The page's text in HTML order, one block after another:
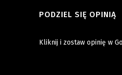
PODZIEL SIĘ OPINIĄ
Kliknij i zostaw opinię w